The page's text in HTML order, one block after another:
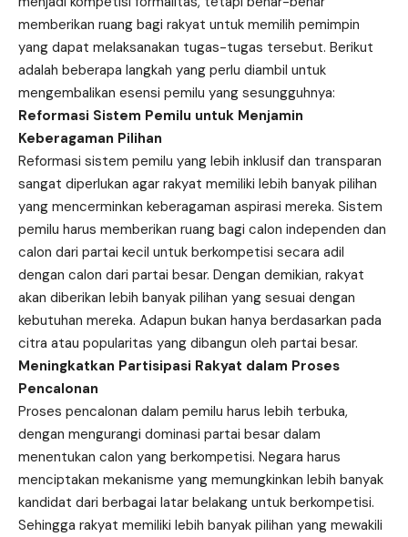
memberikan ruang bagi rakyat untuk memilih pemimpin
yang dapat melaksanakan tugas-tugas tersebut. Berikut
adalah beberapa langkah yang perlu diambil untuk
mengembalikan esensi pemilu yang sesungguhnya:
Reformasi Sistem Pemilu untuk Menjamin
Keberagaman Pilihan
Reformasi sistem pemilu yang lebih inklusif dan transparan
sangat diperlukan agar rakyat memiliki lebih banyak pilihan
yang mencerminkan keberagaman aspirasi mereka. Sistem
pemilu harus memberikan ruang bagi calon independen dan
calon dari partai kecil untuk berkompetisi secara adil
dengan calon dari partai besar. Dengan demikian, rakyat
akan diberikan lebih banyak pilihan yang sesuai dengan
kebutuhan mereka. Adapun bukan hanya berdasarkan pada
citra atau popularitas yang dibangun oleh partai besar.
Meningkatkan Partisipasi Rakyat dalam Proses
Pencalonan
Proses pencalonan dalam pemilu harus lebih terbuka,
dengan mengurangi dominasi partai besar dalam
menentukan calon yang berkompetisi. Negara harus
menciptakan mekanisme yang memungkinkan lebih banyak
kandidat dari berbagai latar belakang untuk berkompetisi.
Sehingga rakyat memiliki lebih banyak pilihan yang mewakili